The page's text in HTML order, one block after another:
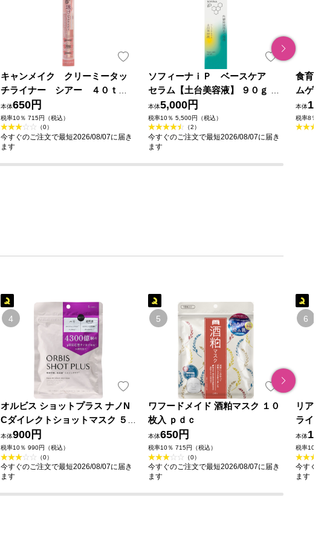
キャンメイク クリーミータッ
チライナー シアー ４０ｔ
ｈ トゥルーレッド ＿ 井田ラボ
ラトリーズ
本体650円
税率10％ 715円（税込）
（0）
今すぐのご注文で最短2026/08/07に届き
ます
ソフィーナｉＰ ベースケア
セラム【土台美容液】 ９０ｇ 花
王ソフィーナ
本体5,000円
税率10％ 5,500円（税込）
（2）
今すぐのご注文で最短2026/08/07に届き
ます
食育レ
ムゲタ
本体
税率8％
オルビス ショットプラス ナノN
Cダイレクトショットマスク ５
枚 オルビス
本体900円
税率10％ 990円（税込）
（0）
今すぐのご注文で最短2026/08/07に届き
ます
ワフードメイド 酒粕マスク １０
枚入 ｐｄｃ
本体650円
税率10％ 715円（税込）
（0）
今すぐのご注文で最短2026/08/07に届き
ます
リアラ
ライト
ＬＩＡ
本体
税率10％
今すぐの
ます